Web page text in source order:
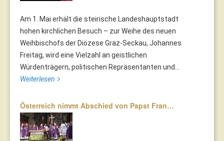
Am 1. Mai erhält die steirische Landeshauptstadt
hohen kirchlichen Besuch – zur Weihe des neuen
Weihbischofs der Diözese Graz-Seckau, Johannes
Freitag, wird eine Vielzahl an geistlichen
Würdenträgern, politischen Repräsentanten und...
Weiterlesen
Österreich nimmt Abschied von Papst Fran…